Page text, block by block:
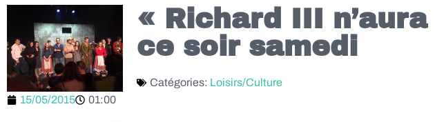
« Richard III
ce soir samedi
Catégories: Loisirs/Culture
15/05/2015
01:00